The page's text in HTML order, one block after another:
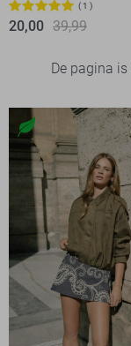
1
20,00 39,99
De pagina